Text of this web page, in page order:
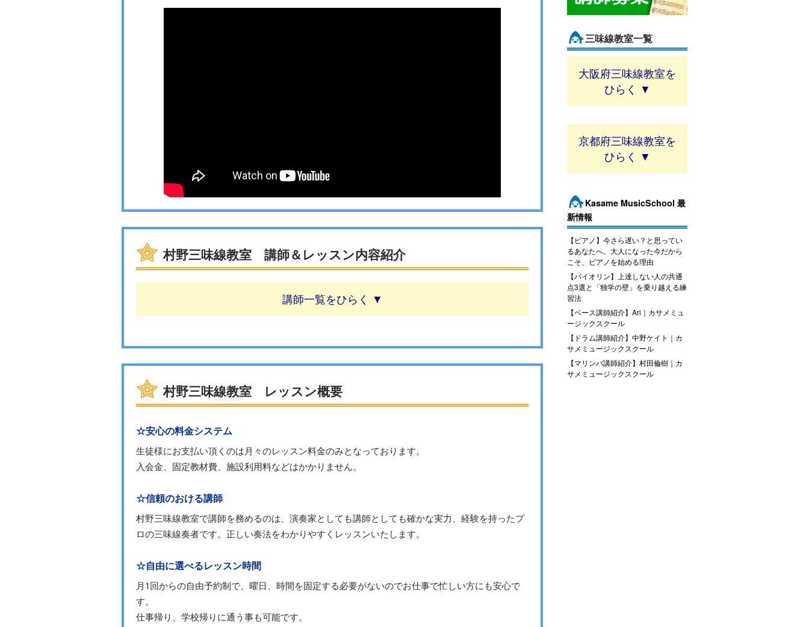
村野三味線教室 講師＆レッスン内容紹介
講師一覧
村野三味線教室 レッスン概要
☆安心の料金システム
生徒様にお支払い頂くのは月々のレッスン料金のみとなっております。
入会金、固定教材費、施設利用料などはかかりません。
☆信頼のおける講師
村野三味線教室で講師を務めるのは、演奏家としても講師としても確かな実力、経験を持ったプ
ロの三味線奏者です。正しい奏法をわかりやすくレッスンいたします。
☆自由に選べるレッスン時間
月1回からの自由予約制で、曜日、時間を固定する必要がないのでお仕事で忙しい方にも安心で
す。
仕事帰り、学校帰りに通う事も可能です。
三味線教室一覧
大阪府三味線教室
京都府三味線教室
Kasame MusicSchool 最
新情報
【ピアノ】今さら遅い？と思ってい
るあなたへ。大人になった今だから
こそ、ピアノを始める理由
【バイオリン】上達しない人の共通
点3選と「独学の壁」を乗り越える練
習法
【ベース講師紹介】Ari｜カサメミュ
ージックスクール
【ドラム講師紹介】中野ケイト｜カ
サメミュージックスクール
【マリンバ講師紹介】村田倫樹｜カ
サメミュージックスクール